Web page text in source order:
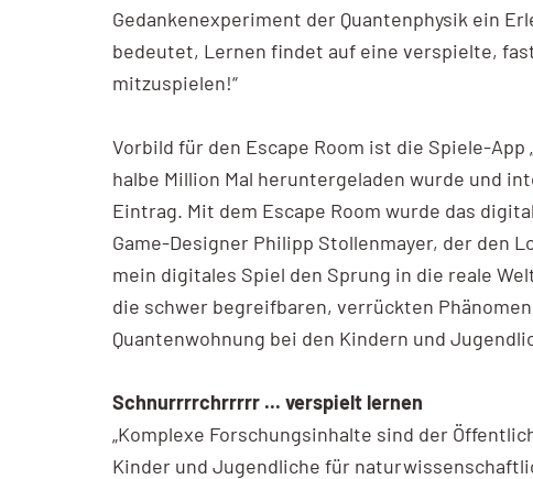
Gedankenexperiment der Quantenphysik ein
bedeutet, Lernen findet auf eine verspielte,
mitzuspielen!“
Vorbild für den Escape Room ist die Spiele-
halbe Million Mal heruntergeladen wurde und
Eintrag. Mit dem Escape Room wurde das
Game-Designer Philipp Stollenmayer, der den
mein digitales Spiel den Sprung in die reale
die schwer begreifbaren, verrückten
Quantenwohnung bei den Kindern und
Schnurrrrchrrrrr ... verspielt lernen
„Komplexe Forschungsinhalte sind der
Kinder und Jugendliche für